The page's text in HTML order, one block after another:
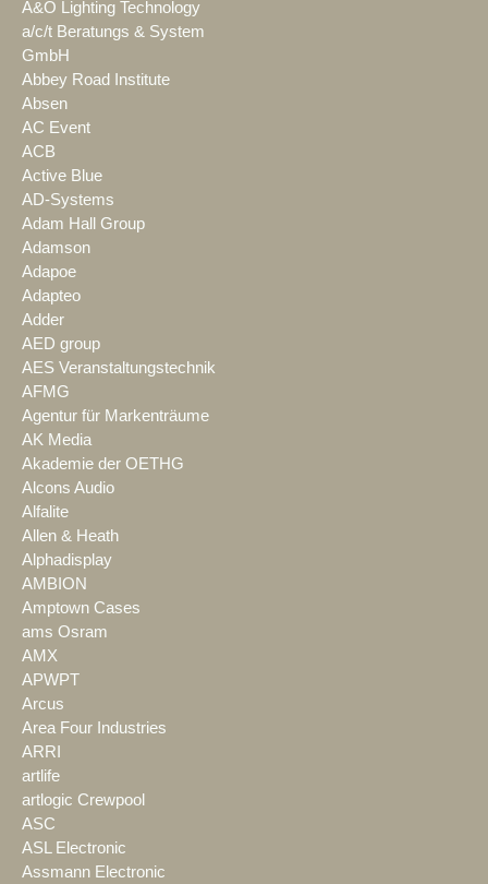
A&O Lighting Technology
a/c/t Beratungs & System
GmbH
Abbey Road Institute
Absen
AC Event
ACB
Active Blue
AD-Systems
Adam Hall Group
Adamson
Adapoe
Adapteo
Adder
AED group
AES Veranstaltungstechnik
AFMG
Agentur für Markenträume
AK Media
Akademie der OETHG
Alcons Audio
Alfalite
Allen & Heath
Alphadisplay
AMBION
Amptown Cases
ams Osram
AMX
APWPT
Arcus
Area Four Industries
ARRI
artlife
artlogic Crewpool
ASC
ASL Electronic
Assmann Electronic